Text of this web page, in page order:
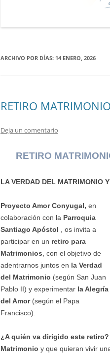
ARCHIVO POR DÍAS: 14 ENERO, 2026
RETIRO
Deja un comentario
RETIRO
LA VERDAD DEL MATRIMONIO
Proyecto Amor Conyugal, en
colaboración con la Parroquia
Santiago Apóstol , os invita a
participar en un retiro para
Matrimonios, con el objetivo de
adentrarnos juntos en la Verdad
del Matrimonio (según San Juan
Pablo II) y experimentar la Alegría
del Amor(según el Papa
Francisco).
¿A quién va dirigido este retiro?
Matrimonio y que quieran vivir